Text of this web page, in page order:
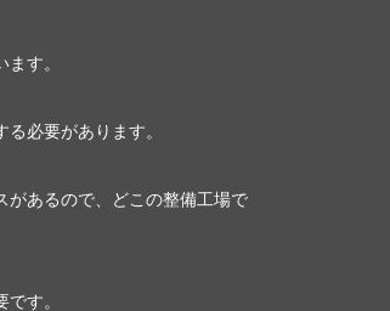
す。
必要があります。
があるので、どこの整備工場で
す。